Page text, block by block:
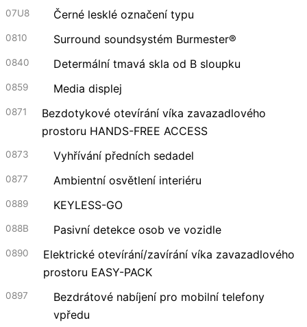
07U8 Černé lesklé označení typu
0810 Surround soundsystém Burmester®
0840 Determální tmavá skla od B sloupku
0859 Media displej
0871
Bezdotykové otevírání víka zavazadlového
prostoru HANDS-FREE ACCESS
0873 Vyhřívání předních sedadel
0877 Ambientní osvětlení interiéru
0889 KEYLESS-GO
088B Pasivní detekce osob ve vozidle
0890
Elektrické otevírání/zavírání víka zavazadlového
prostoru EASY-PACK
0897
Bezdrátové nabíjení pro mobilní telefony
vpředu